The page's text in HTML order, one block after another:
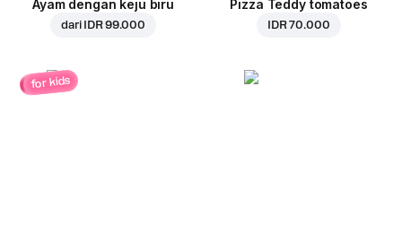
Ayam dengan keju biru
dari IDR 99.000
Pizza Teddy tomatoes
IDR 70.000
for kids